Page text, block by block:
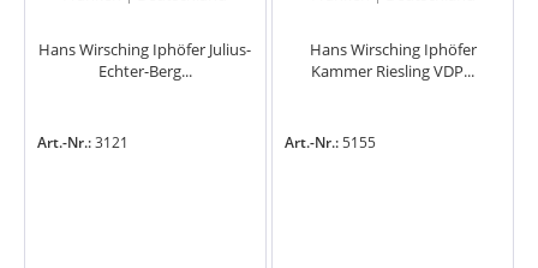
Hans Wirsching Iphöfer Julius-
Echter-Berg...
Art.-Nr.:3121
Hans Wirsching Iphöfer
Kammer Riesling VDP...
Art.-Nr.:5155